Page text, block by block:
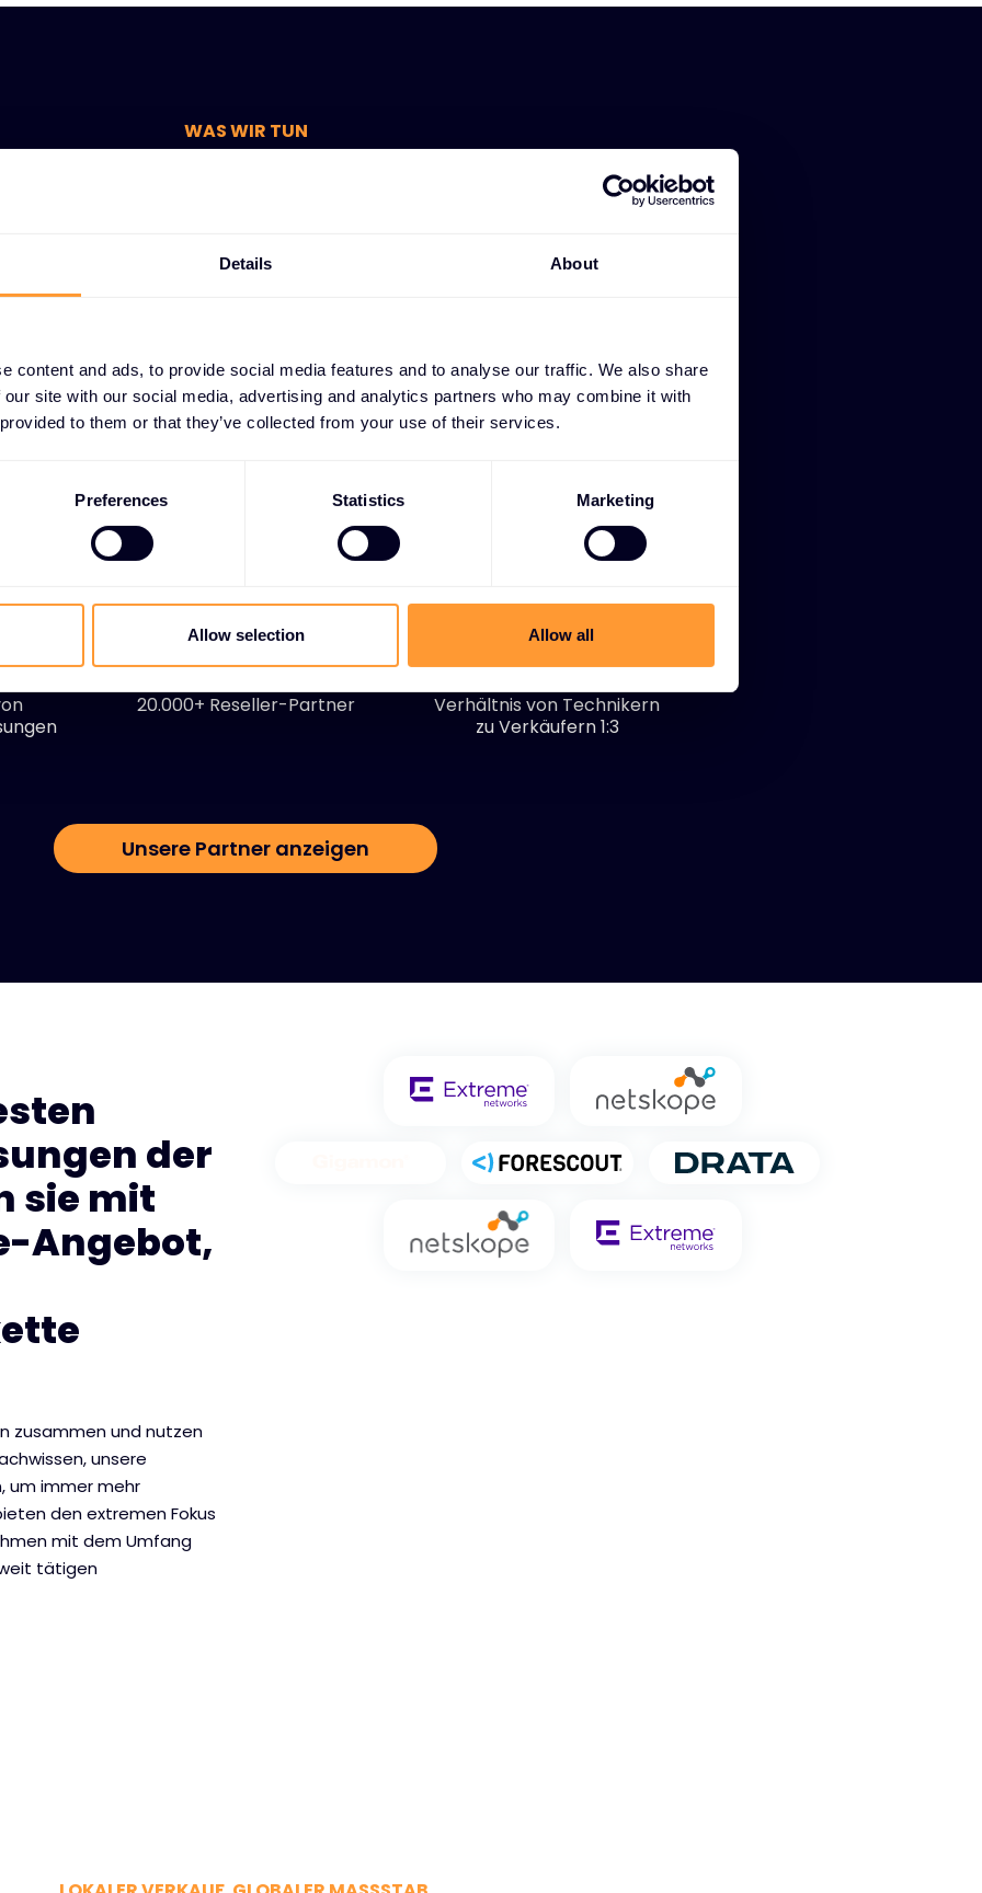
Details About
content and ads, to provide social media features and to analyse our traffic. We also share
site with our social media, advertising and analytics partners who may combine it with
to them or that they’ve collected from your use of their services.
Preferences Statistics Marketing
Allow selection Allow all
WAS WIR TUN
unser Ökosystem
Position im Zentrum des Cybersecurity-Ökosystems ermöglichen wir es
Know-how, bahnbrechenden Technologien und Services zu profitieren,
um die Anforderungen ihrer Kunden zu erfüllen.
20,000+
20.000+ Reseller-Partner
1:3
Verhältnis von Technikern
zu Verkäufern 1:3
Unsere Partner anzeigen
der
sie mit
Angebot,
zusammen und nutzen
unsere
um immer mehr
den extremen Fokus
mit dem Umfang
tätigen